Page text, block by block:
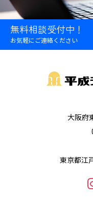
無料相談受付中！
お気軽にご連絡ください
大阪府
東京都江